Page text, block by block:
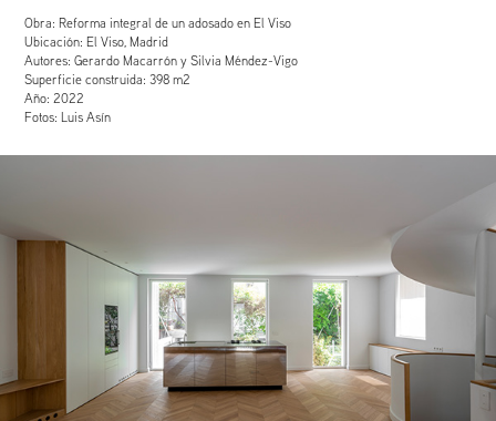
Obra: Reforma integral de un adosado en El Viso
Ubicación: El Viso, Madrid
Autores: Gerardo Macarrón y Silvia Méndez-Vigo
Superficie construida: 398 m2
Año: 2022
Fotos: Luis Asín